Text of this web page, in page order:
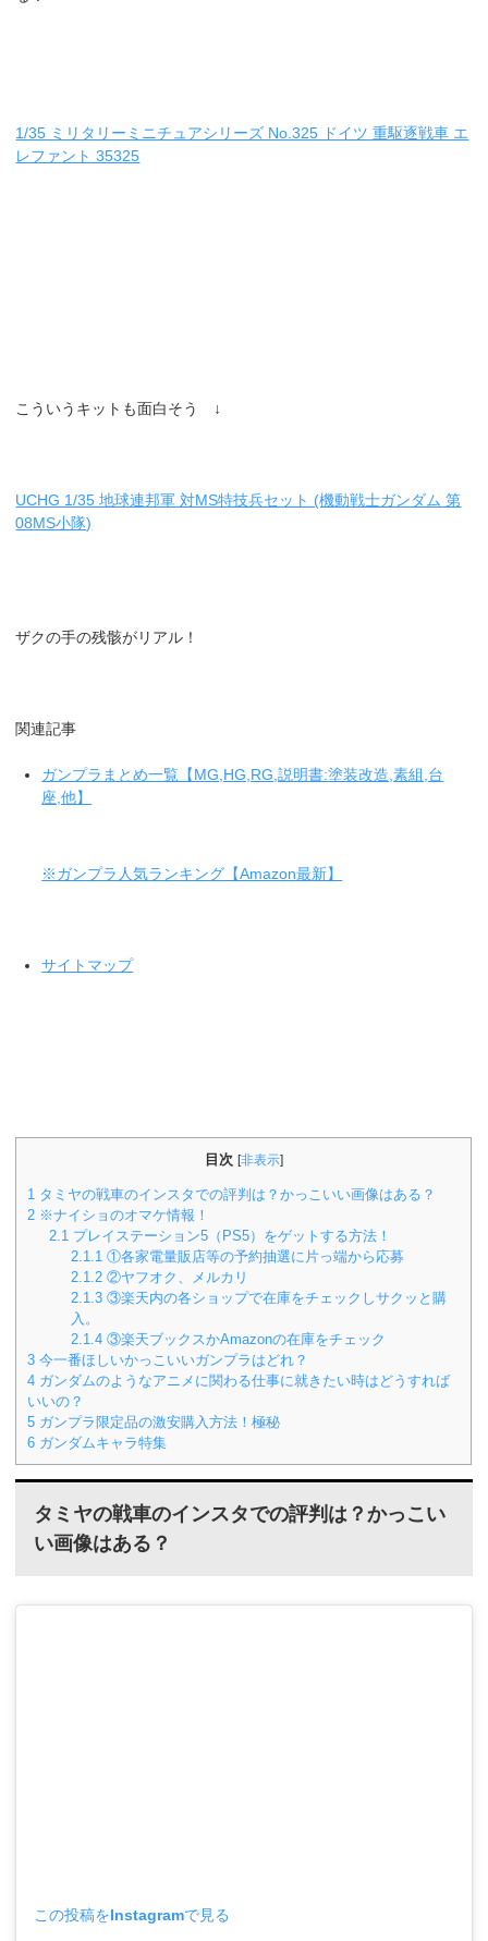
1/35 ミリタリーミニチュアシリーズ No.325 ドイツ 重駆逐戦車 エ
レファント 35325
こういうキットも面白そう ↓
UCHG 1/35 地球連邦軍 対MS特技兵セット (機動戦士ガンダム 第
08MS小隊)
ザクの手の残骸がリアル！
関連記事
ガンプラまとめ一覧【MG,HG,RG,説明書:塗装改造,素組,台
座,他】
※ガンプラ人気ランキング【Amazon最新】
サイトマップ
目次 [非表示]
1 タミヤの戦車のインスタでの評判は？かっこいい画像はある？
2 ※ナイショのオマケ情報！
2.1 プレイステーション5（PS5）をゲットする方法！
2.1.1 ①各家電量販店等の予約抽選に片っ端から応募
2.1.2 ②ヤフオク、メルカリ
2.1.3 ③楽天内の各ショップで在庫をチェックしサクッと購
入。
2.1.4 ③楽天ブックスかAmazonの在庫をチェック
3 今一番ほしいかっこいいガンプラはどれ？
4 ガンダムのようなアニメに関わる仕事に就きたい時はどうすれば
いいの？
5 ガンプラ限定品の激安購入方法！極秘
6 ガンダムキャラ特集
タミヤの戦車のインスタでの評判は？かっこい
い画像はある？
この投稿をInstagramで見る